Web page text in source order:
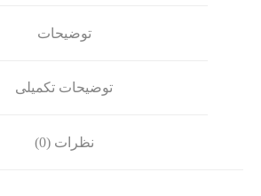
توضیحات
توضیحات تکمیلی
نظرات (0)